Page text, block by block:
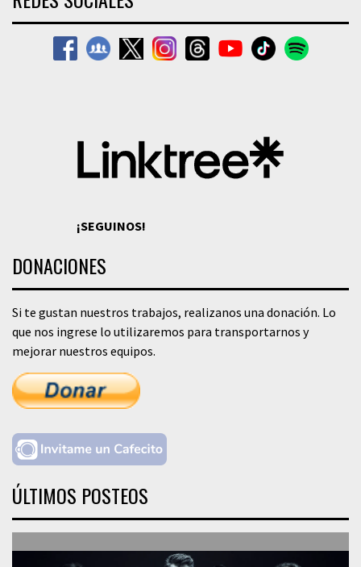
¡SEGUINOS!
DONACIONES
Si te gustan nuestros trabajos, realizanos una donación. Lo
que nos ingrese lo utilizaremos para transportarnos y
mejorar nuestros equipos.
ÚLTIMOS POSTEOS